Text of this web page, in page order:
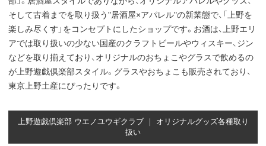
そして古着までを取り扱う"居酒屋×アパレル"の新業態で、「上野を
楽しみ尽くす」をコンセプトにしたショップです。お酒は、上野エリ
アでは取り扱いの少ない国産のクラフトビールやウィスキー、ジン
などを取り揃えており、オリジナルのおちょこやグラスで飲めるの
が上野遊戯倶楽部スタイル。グラスやおちょこも販売されており、
東京上野土産にぴったりです。
上野遊戯倶楽部 ウエノユウギクラブ ｜ オリジナルグッズ各種取り
扱い